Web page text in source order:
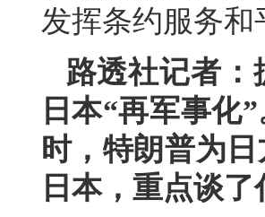
发挥条约服务
路透社记者
日本“再军事化
时，特朗普为
日本，重点谈了